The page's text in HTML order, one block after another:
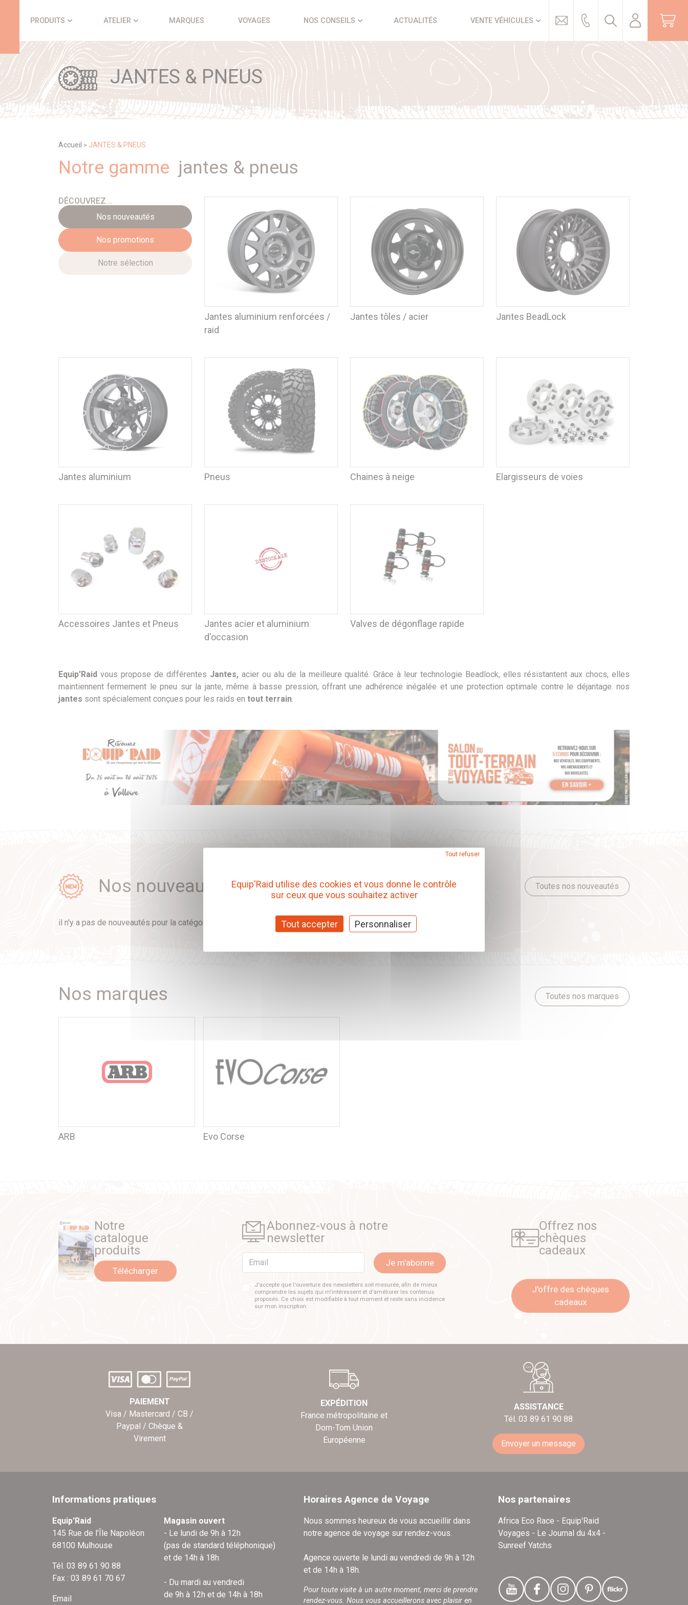
PRODUITS ATELIER MARQUES VOYAGES NOS CONSEILS ACTUALITÉS VENTE VÉHICULES
JANTES & PNEUS
Accueil > JANTES & PNEUS
Notre gamme jantes & pneus
DÉCOUVREZ...
Nos nouveautés
Nos promotions
Notre sélection
Jantes aluminium renforcées /
raid
Jantes tôles / acier Jantes BeadLock
Jantes aluminium Pneus Chaines à neige Elargisseurs de voies
Accessoires Jantes et Pneus
Jantes acier et aluminium
d'occasion
Valves de dégonflage rapide
Equip'Raid vous propose de différentes Jantes,acier ou alu de la meilleure qualité. Grâce à leur technologie Beadlock, elles résistantent aux chocs, elles
maintiennent fermement le pneu sur la jante, même à basse pression, offrant une adhérence inégalée et une protection optimale contre le déjantage. nos
jantes sont spécialement conçues pour les raids en tout terrain.
Nos nouveautés Toutes nos nouveautés
il n'y a pas de nouveautés pour la catégorie jantes & pneus.
Nos marques Toutes nos marques
ARB Evo Corse
Notre
catalogue
produits
Télécharger
Abonnez-vous à notre
newsletter
Email Je m'abonne
J'accepte que l'ouverture des newsletters soit mesurée, afin de mieux
comprendre les sujets qui m'intéressent et d'améliorer les contenus
proposés. Ce choix est modifiable à tout moment et reste sans incidence
sur mon inscription.
Offrez nos
chèques
cadeaux
J'offre des chèques
cadeaux
PAIEMENT
Visa / Mastercard / CB /
Paypal / Chèque &
Virement
EXPÉDITION
France métropolitaine et
Dom-Tom Union
Européenne
ASSISTANCE
Tél. 03 89 61 90 88
Envoyer un message
Informations pratiques
Equip'Raid
145 Rue de l'Île Napoléon
68100 Mulhouse
Tél. 03 89 61 90 88
Fax : 03 89 61 70 67
Email
Magasin ouvert
- Le lundi de 9h à 12h
(pas de standard téléphonique)
et de 14h à 18h
- Du mardi au vendredi
de 9h à 12h et de 14h à 18h
Horaires Agence de Voyage
Nous sommes heureux de vous accueillir dans
notre agence de voyage sur rendez-vous.
Agence ouverte le lundi au vendredi de 9h à 12h
et de 14h à 18h.
Pour toute visite à un autre moment, merci de prendre
rendez-vous. Nous vous accueillerons avec plaisir en
Nos partenaires
Africa Eco Race - Equip'Raid
Voyages - Le Journal du 4x4 -
Sunreef Yatchs
Equip'Raid utilise des cookies et vous donne le contrôle
sur ceux que vous souhaitez activer
Tout accepter
Tout refuser
Personnaliser